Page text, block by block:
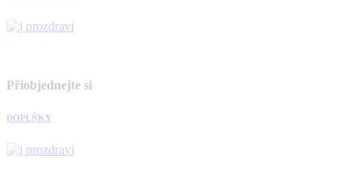
Přiobjednejte si
DOPLŇKY